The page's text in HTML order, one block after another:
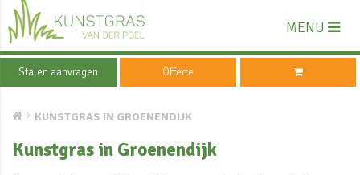
MENU
Stalen aanvragen Offerte
KUNSTGRAS IN GROENENDIJK
Kunstgras in Groenendijk